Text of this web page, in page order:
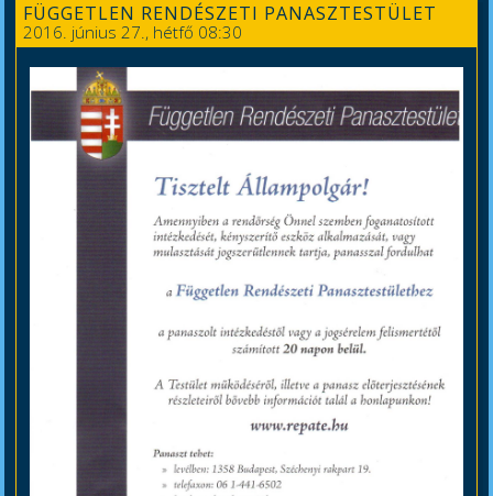
FÜGGETLEN RENDÉSZETI PANASZTESTÜLET
2016. június 27., hétfő 08:30